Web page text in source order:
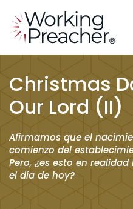
Christmas
Our Lord (II)
Afirmamos que el
comienzo del
Pero, ¿es esto en
el día de hoy?